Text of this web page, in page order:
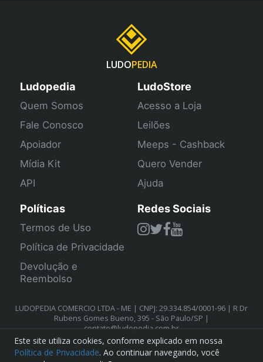
LUDOPEDIA
Ludopedia
Quem Somos
Fale Conosco
Apoiador
Mídia Kit
API
LudoStore
Acesso a Loja
Leilões
Meeps - Cashback
Quero Vender
Ajuda
Políticas
Termos de Uso
Política de Privacidade
Devolução e
Reembolso
Redes Sociais
LUDOPEDIA COMERCIO LTDA - ME | CNPJ: 29.334.854/0001-96 | R Dr
Rubens Gomes Bueno, 395 - São Paulo/SP |
contato@ludopedia.com.br
Este site utiliza cookies, conforme explicado em nossa
Política de Privacidade. Ao continuar navegando, você